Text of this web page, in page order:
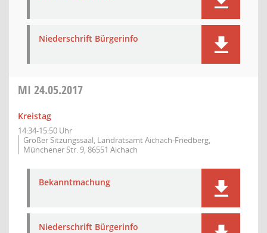
Niederschrift Bürgerinfo
MI 24.05.2017
Kreistag
14:34-15:50 Uhr
Großer Sitzungssaal, Landratsamt Aichach-Friedberg,
Münchener Str. 9, 86551 Aichach
Bekanntmachung
Niederschrift Bürgerinfo